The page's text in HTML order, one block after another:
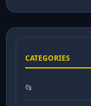
CATEGORIES